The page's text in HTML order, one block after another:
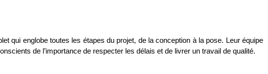
qui englobe toutes les étapes du projet, de la conception à la pose. Leur équipe
de l’importance de respecter les délais et de livrer un travail de qualité.